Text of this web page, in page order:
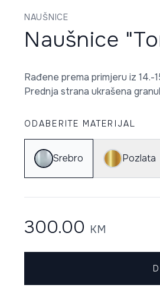
NAUŠNICE
Naušnice
Rađene prema primjeru iz
Prednja strana ukrašena
ODABERITE MATERIJAL
Srebro Pozlata
300.00 KM